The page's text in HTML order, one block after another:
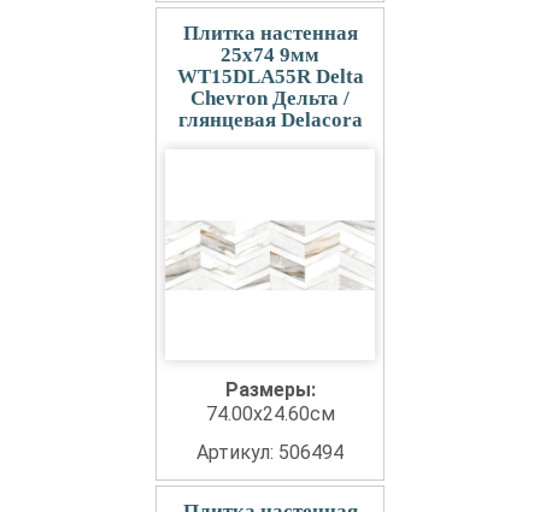
Плитка настенная
25x74 9мм
WT15DLA55R Delta
Chevron Дельта /
глянцевая Delacora
Размеры:
74.00x24.60см
Артикул: 506494